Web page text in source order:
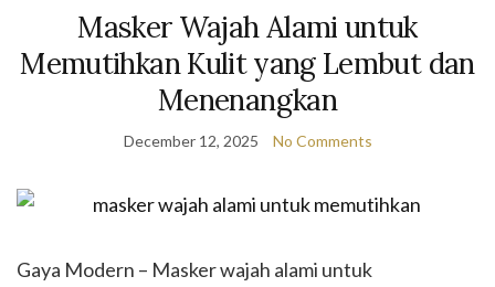
Masker Wajah Alami untuk
Memutihkan Kulit yang Lembut dan
Menenangkan
December 12, 2025 No Comments
Gaya Modern – Masker wajah alami untuk